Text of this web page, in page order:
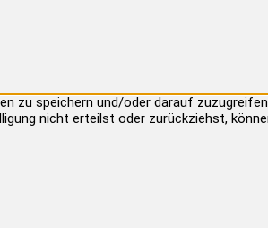
zu speichern und/oder darauf
nicht erteilst oder zurückziehst,